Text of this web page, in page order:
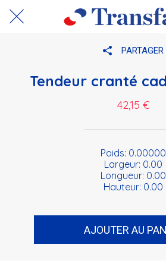
PARTAGER
Tendeur cranté
42,15 €
Poids: 0.00000
Largeur: 0.00
Longueur: 0.00
Hauteur: 0.00
AJOUTER AU